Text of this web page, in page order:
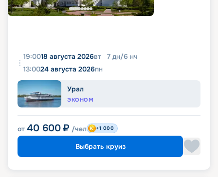
19:0018 августа 2026вт 7 дн/6 нч
13:0024 августа 2026пн
Урал
ЭКОНОМ
от 40 600 ₽ /чел +1 000
Выбрать круиз